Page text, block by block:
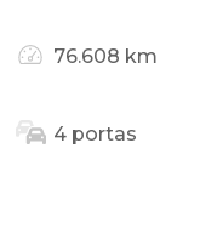
76.608 km
4 portas